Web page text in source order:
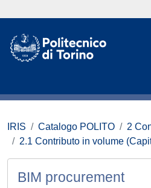
IRIS Catalogo POLITO
2
2.1 Contributo in volume
BIM procurement